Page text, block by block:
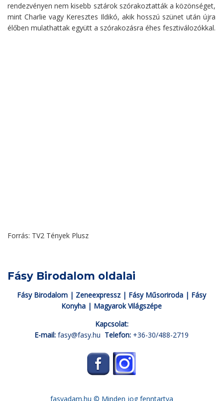
rendezvényen nem kisebb sztárok szórakoztatták a közönséget,
mint Charlie vagy Keresztes Ildikó, akik hosszú szünet után újra
élőben mulathattak együtt a szórakozásra éhes fesztiválozókkal.
Forrás: TV2 Tények Plusz
Fásy Birodalom oldalai
Fásy Birodalom | Zeneexpressz | Fásy Műsoriroda | Fásy
Konyha | Magyarok Világszépe
Kapcsolat:
E-mail: fasy@fasy.hu Telefon: +36-30/488-2719
fasyadam.hu © Minden jog fenntartva